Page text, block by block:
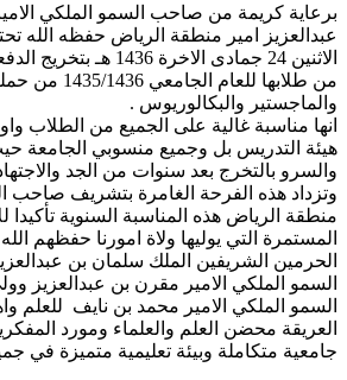
برعاية كريمة من صاحب السمو الملكي
عبدالعزيز امير منطقة الرياض حفظه الله
الاثنين 24 جمادى الاخرة
من طلابها للعام
والماجستير والبكالوريوس .
انها مناسبة غالية على الجميع من الطلاب
هيئة التدريس بل وجميع منسوبي الجامعة
والسرو بالتخرج بعد سنوات من الجد
وتزداد هذه الفرحة الغامرة بتشريف صاحب
منطقة الرياض هذه المناسبة السنوية تأكيدا
المستمرة التي يوليها ولاة امورنا حفظهم
الحرمين الشريفين الملك سلمان بن
السمو الملكي الامير مقرن بن عبدالعزيز
السمو الملكي الامير محمد بن نايف للعلم
العريقة محضن العلم والعلماء ومورد
جامعية متكاملة وبيئة تعليمية متميزة في